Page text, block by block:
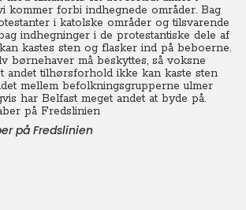
kommer forbi indhegnede områder. Bag
i katolske områder og tilsvarende
indhegninger i de protestantiske dele af
kastes sten og flasker ind på beboerne.
børnehaver må beskyttes, så voksne
andet tilhørsforhold ikke kan kaste sten
mellem befolkningsgrupperne ulmer
har Belfast meget andet at byde på.
på Fredslinien